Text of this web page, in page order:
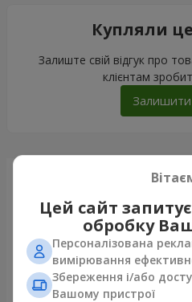
Купляли
Залиште свій відгук про
клієнтам
Залишити
Щойно
Цей сайт
обробку
Персоналізована
вимірювання
Збереження і/або
Вашому пристрої